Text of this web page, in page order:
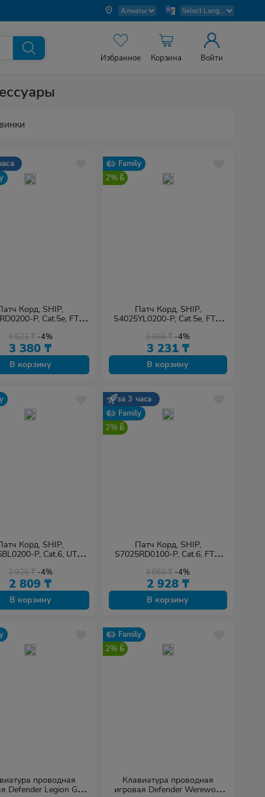
Избранное Корзина Войти
Корд, SHIP,
P, Cat.5e, FTP,
Пол. пакет
3 521₸ -4%
3 380 ₸
В корзину
Family
2%
Патч Корд, SHIP,
S4025YL0200-P, Cat.5e, FTP,
Экранированный, Пол. пакет
3 366₸ -4%
3 231 ₸
В корзину
Корд, SHIP,
P, Cat.6, UTP,
пакет
2 926₸ -4%
2 809 ₸
В корзину
за 3 часа
Family
2%
Патч Корд, SHIP,
S7025RD0100-P, Cat.6, FTP,
Экранированный, Пол. пакет
3 050₸ -4%
2 928 ₸
В корзину
проводная
Defender Legion GK-
Family
2%
Клавиатура проводная
игровая Defender Werewolf